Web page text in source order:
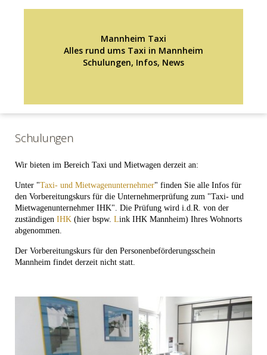
Mannheim Taxi
Alles rund ums Taxi in Mannheim
Schulungen, Infos, News
Schulungen
Wir bieten im Bereich Taxi und Mietwagen derzeit an:
Unter "Taxi- und Mietwagenunternehmer" finden Sie alle Infos für
den Vorbereitungskurs für die Unternehmerprüfung zum "Taxi- und
Mietwagenunternehmer IHK". Die Prüfung wird i.d.R. von der
zuständigen IHK (hier bspw. Link IHK Mannheim) Ihres Wohnorts
abgenommen.
Der Vorbereitungskurs für den Personenbeförderungsschein
Mannheim findet derzeit nicht statt.